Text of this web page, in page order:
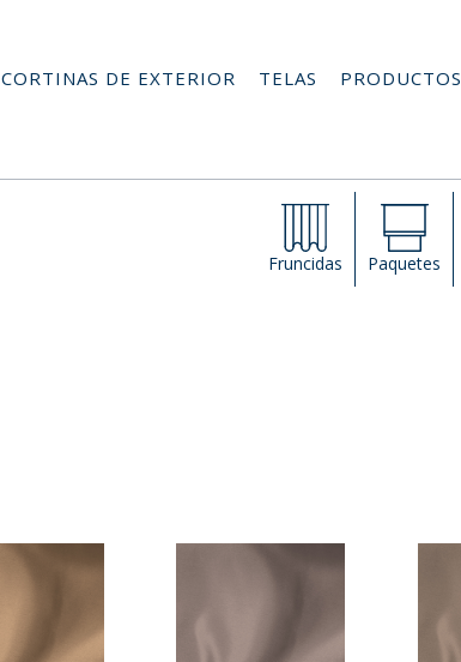
CORTINAS DE EXTERIOR TELAS PRODUCTOS
Fruncidas Paquetes